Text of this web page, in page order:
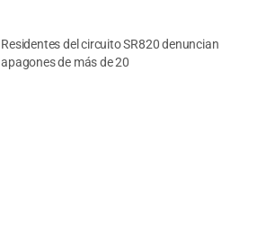
Residentes del circuito SR820 denuncian
apagones de más de 20